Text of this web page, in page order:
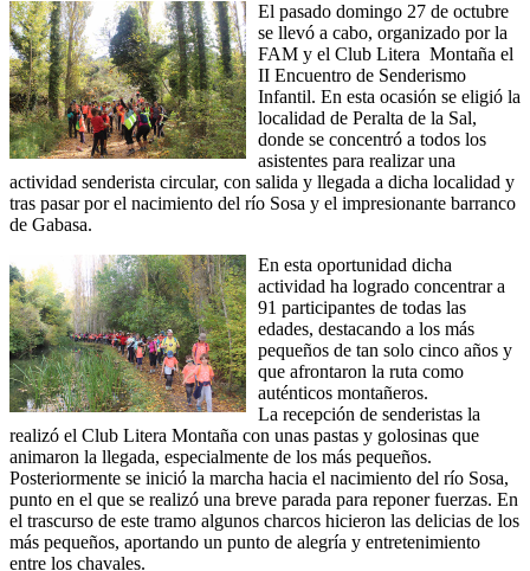
El pasado domingo 27 de octubre
se llevó a cabo, organizado por la
FAM y el Club Litera Montaña el
II Encuentro de Senderismo
Infantil. En esta ocasión se eligió la
localidad de Peralta de la Sal,
donde se concentró a todos los
asistentes para realizar una
actividad senderista circular, con salida y llegada a dicha localidad y
tras pasar por el nacimiento del río Sosa y el impresionante barranco
de Gabasa.
En esta oportunidad dicha
actividad ha logrado concentrar a
91 participantes de todas las
edades, destacando a los más
pequeños de tan solo cinco años y
que afrontaron la ruta como
auténticos montañeros.
La recepción de senderistas la
realizó el Club Litera Montaña con unas pastas y golosinas que
animaron la llegada, especialmente de los más pequeños.
Posteriormente se inició la marcha hacia el nacimiento del río Sosa,
punto en el que se realizó una breve parada para reponer fuerzas. En
el trascurso de este tramo algunos charcos hicieron las delicias de los
más pequeños, aportando un punto de alegría y entretenimiento
entre los chavales.